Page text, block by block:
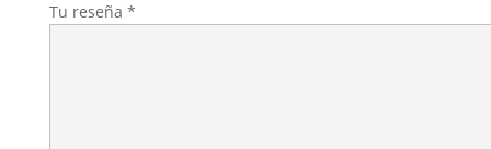
Tu reseña *